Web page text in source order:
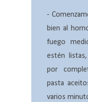
-
bien al
fuego
estén
por
pasta
varios